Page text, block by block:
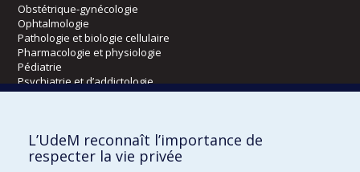
Obstétrique-gynécologie
Ophtalmologie
Pathologie et biologie cellulaire
Pharmacologie et physiologie
Pédiatrie
Psychiatrie et d’addictologie
Radiologie, radio-oncologie et médecine nucléaire
Écoles
L’UdeM reconnaît l’importance de
respecter la vie privée